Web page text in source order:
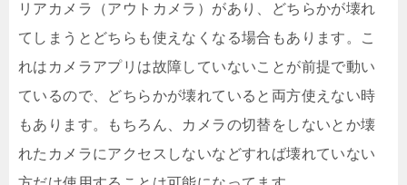
リアカメラ（アウトカメラ）があり、どちらかが壊れ
てしまうとどちらも使えなくなる場合もあります。こ
れはカメラアプリは故障していないことが前提で動い
ているので、どちらかが壊れていると両方使えない時
もあります。もちろん、カメラの切替をしないとか壊
れたカメラにアクセスしないなどすれば壊れていない